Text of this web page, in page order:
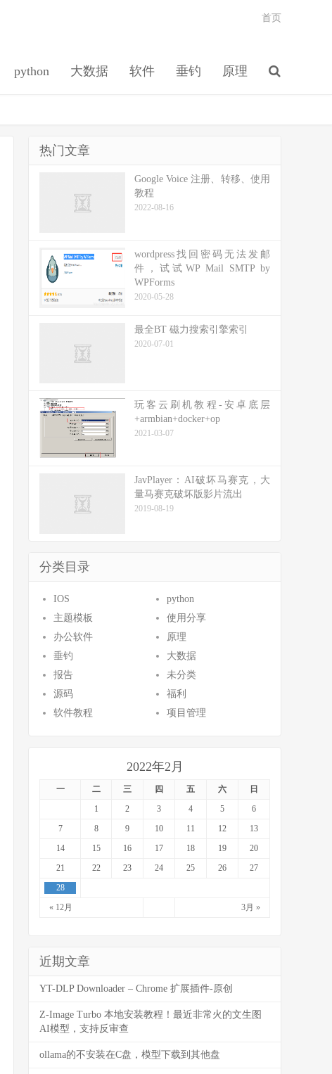
python 大数据 软件 垂钓 原理
首页
热门文章
Google Voice 注册、转移、使用
教程
2022-08-16
wordpress找回密码无法发邮
件，试试WP Mail SMTP by
WPForms
2020-05-28
最全BT 磁力搜索引擎索引
2020-07-01
玩客云刷机教程-安卓底层
+armbian+docker+op
2021-03-07
JavPlayer：AI破坏马赛克，大
量马赛克破坏版影片流出
2019-08-19
分类目录
IOS
python
主题模板
使用分享
办公软件
原理
垂钓
大数据
报告
未分类
源码
福利
软件教程
项目管理
2022年2月
一 二 三 四 五 六 日
« 12月 3月 »
1 2 3 4 5
6
7
8 9 10 11 12
13
14
15 16 17 18 19
20
21
22 23 24 25 26
27
28
近期文章
YT-DLP Downloader – Chrome 扩展插件-原创
Z-Image Turbo 本地安装教程！最近非常火的文生图
AI模型，支持反审查
ollama的不安装在C盘，模型下载到其他盘